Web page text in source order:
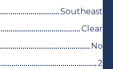
Southeast
Clear
No
2